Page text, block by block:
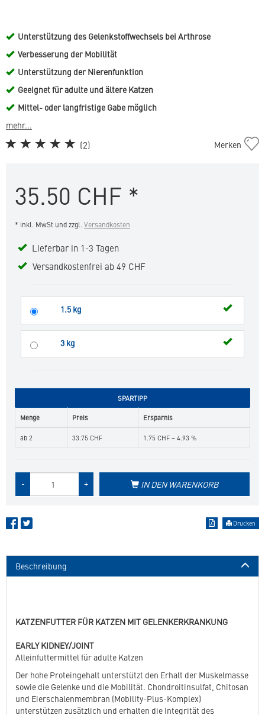
Unterstützung des Gelenkstoffwechsels bei Arthrose
Verbesserung der Mobilität
Unterstützung der Nierenfunktion
Geeignet für adulte und ältere Katzen
Mittel- oder langfristige Gabe möglich
mehr...
(2)
Cat
Merken
35.50 CHF *
* inkl. MwSt und zzgl. Versandkosten
Lieferbar in 1-3 Tagen
Versandkostenfrei ab 49 CHF
1.5 kg
3 kg
SPARTIPP
Menge Preis Ersparnis
ab 2 33.75 CHF 1.75 CHF = 4.93 %
+
- IN DEN WARENKORB
Drucken
Beschreibung
KATZENFUTTER FÜR KATZEN MIT GELENKERKRANKUNG
EARLY KIDNEY/JOINT
Alleinfuttermittel für adulte Katzen
Der hohe Proteingehalt unterstützt den Erhalt der Muskelmasse
sowie die Gelenke und die Mobilität. Chondroitinsulfat, Chitosan
und Eierschalenmembran (Mobility-Plus-Komplex)
unterstützen zusätzlich und erhalten die Integrität des